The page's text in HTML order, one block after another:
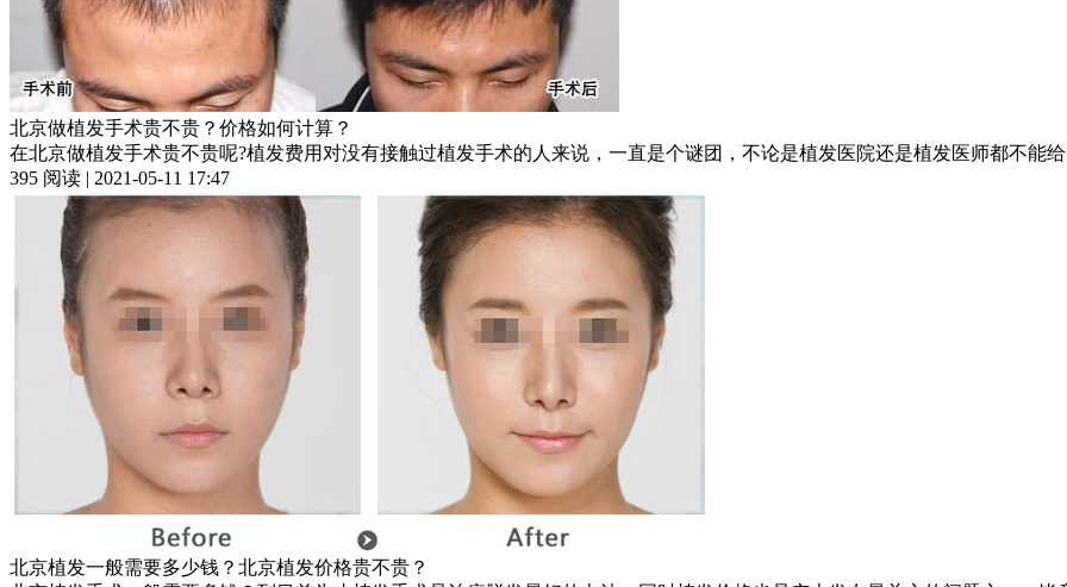
北京做植发手术贵不贵？价格如何计算？
在北京做植发手术贵不贵呢?植发费用对没有接触过植发手术的人来说，一直是个谜团，不论是植发医院还是植发医师都不能
395 阅读 | 2021-05-11 17:47
北京植发一般需要多少钱？北京植发价格贵不贵？